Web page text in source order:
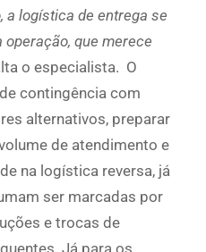
a logística de entrega se
que merece
o especialista. O
contingência com
alternativos, preparar
de atendimento e
na logística reversa, já
ser marcadas por
e trocas de